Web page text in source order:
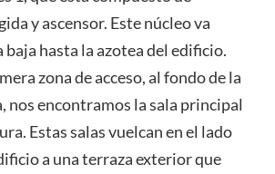
y ascensor. Este núcleo va
baja hasta la azotea del edificio.
zona de acceso, al fondo de la
nos encontramos la sala principal
Estas salas vuelcan en el lado
a una terraza exterior que